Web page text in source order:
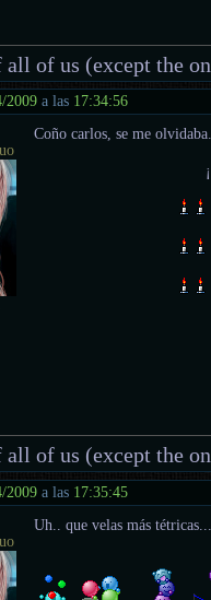
of us (except the
2009 a las 17:34:56
Coño carlos, se me
of us (except the
2009 a las 17:35:45
Uh.. que velas más